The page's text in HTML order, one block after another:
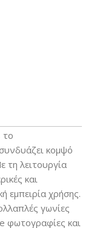
το
κομψό
τη λειτουργία
και
εμπειρία χρήσης.
γωνίες
φωτογραφίες και